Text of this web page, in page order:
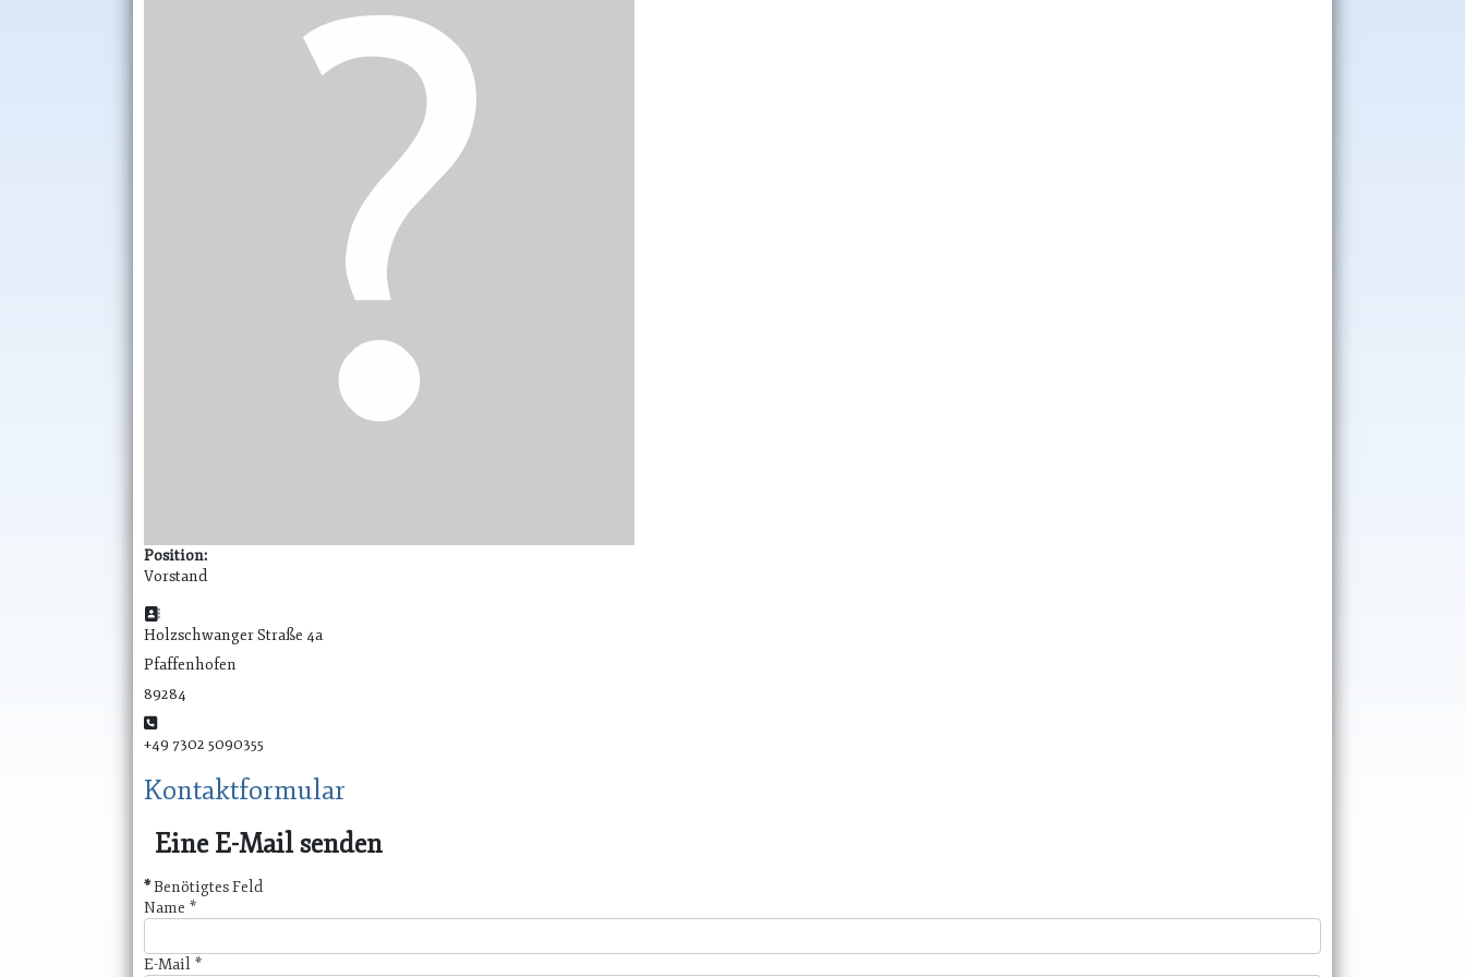
Position:
Vorstand
Adresse:
Holzschwanger Straße 4a
Pfaffenhofen
89284
Telefon:
+49 7302 5090355
Kontaktformular
Eine E-Mail senden
*Benötigtes Feld
Name *
E-Mail *